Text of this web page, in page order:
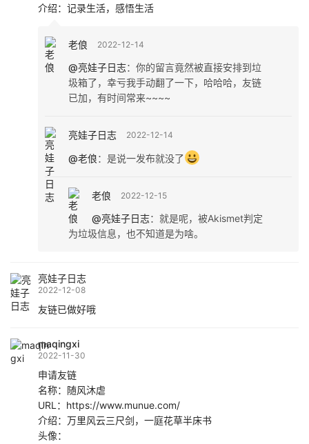
介绍：记录生活，感悟生活
老俍 2022-12-14
@亮娃子日志： 你的留言竟然被直接安排到垃
圾箱了，幸亏我手动翻了一下，哈哈哈，友链
已加，有时间常来~~~~
亮娃子日志 2022-12-14
@老俍： 是说一发布就没了
老俍 2022-12-15
@亮娃子日志： 就是呢，被Akismet判定
为垃圾信息，也不知道是为啥。
亮娃子日志
2022-12-08
友链已做好哦
maqingxi
2022-11-30
申请友链
名称：随风沐虐
URL：https://www.munue.com/
介绍：万里风云三尺剑，一庭花草半床书
头像：